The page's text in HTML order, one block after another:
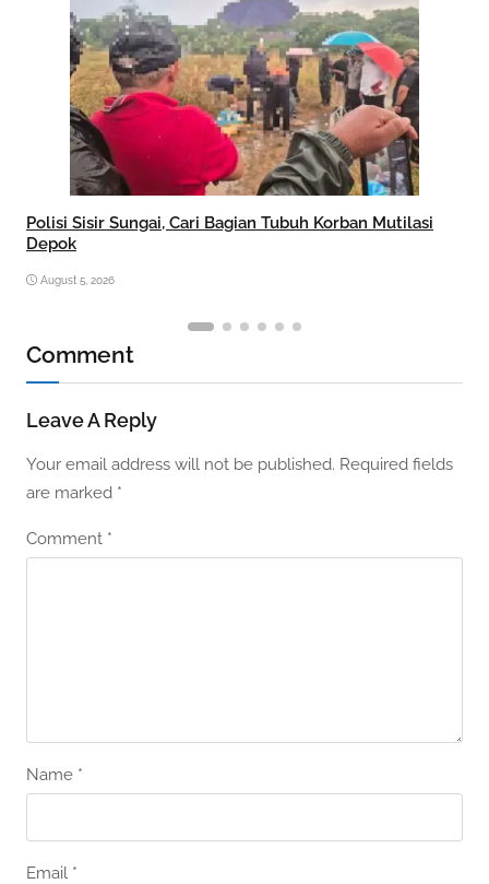
Polisi Sisir Sungai, Cari Bagian Tubuh Korban Mutilasi
Depok
August 5, 2026
Comment
Leave A Reply
Your email address will not be published. Required fields
are marked *
Comment *
Name *
Email *